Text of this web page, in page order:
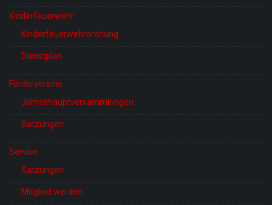
Kinderfeuerwehr
Kinderfeuerwehrordnung
Dienstplan
Fördervereine
Jahreshauptversammlungen
Satzungen
Service
Satzungen
Mitglied werden